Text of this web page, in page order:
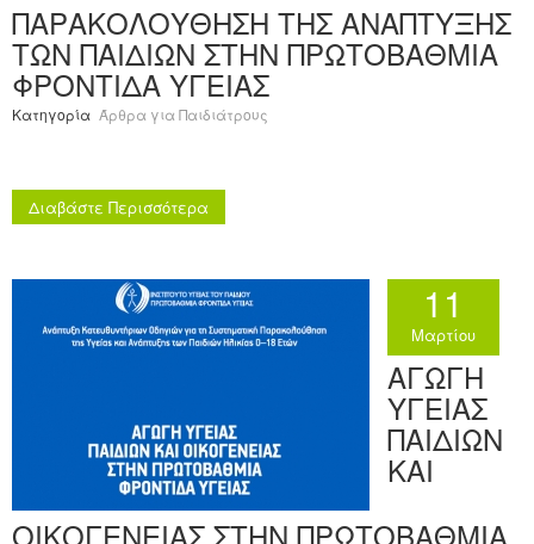
ΠΑΡΑΚΟΛΟΥΘΗΣΗ ΤΗΣ ΑΝΑΠΤΥΞΗΣ
ΤΩΝ ΠΑΙΔΙΩΝ ΣΤΗΝ ΠΡΩΤΟΒΑΘΜΙΑ
ΦΡΟΝΤΙΔΑ ΥΓΕΙΑΣ
Κατηγορία Άρθρα για Παιδιάτρους
Διαβάστε Περισσότερα
11
Μαρτίου
ΑΓΩΓΗ
ΥΓΕΙΑΣ
ΠΑΙΔΙΩΝ
ΚΑΙ
ΟΙΚΟΓΕΝΕΙΑΣ ΣΤΗΝ ΠΡΩΤΟΒΑΘΜΙΑ